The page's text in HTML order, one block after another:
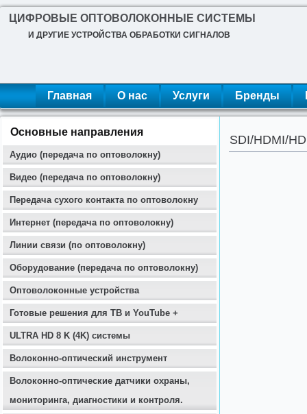
ЦИФРОВЫЕ ОПТОВОЛОКОННЫЕ СИСТЕМЫ
И ДРУГИЕ УСТРОЙСТВА ОБРАБОТКИ СИГНАЛОВ
Главная О нас Услуги Бренды
Основные направления
Аудио (передача по оптоволокну)
Видео (передача по оптоволокну)
Передача сухого контакта по оптоволокну
Интернет (передача по оптоволокну)
Линии связи (по оптоволокну)
Оборудование (передача по оптоволокну)
Оптоволоконные устройства
Готовые решения для ТВ и YouTube +
ULTRA HD 8 K (4K) системы
Волоконно-оптический инструмент
Волоконно-оптические датчики охраны,
мониторинга, диагностики и контроля.
SDI/HDMI/